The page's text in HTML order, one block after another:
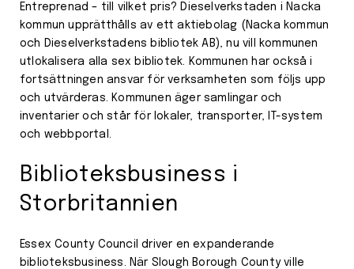
Entreprenad – till vilket pris? Dieselverkstaden i Nacka
kommun upprätthålls av ett aktiebolag (Nacka kommun
och Dieselverkstadens bibliotek AB), nu vill kommunen
utlokalisera alla sex bibliotek. Kommunen har också i
fortsättningen ansvar för verksamheten som följs upp
och utvärderas. Kommunen äger samlingar och
inventarier och står för lokaler, transporter, IT-system
och webbportal.
Biblioteksbusiness i
Storbritannien
Essex County Council driver en expanderande
biblioteksbusiness. När Slough Borough County ville